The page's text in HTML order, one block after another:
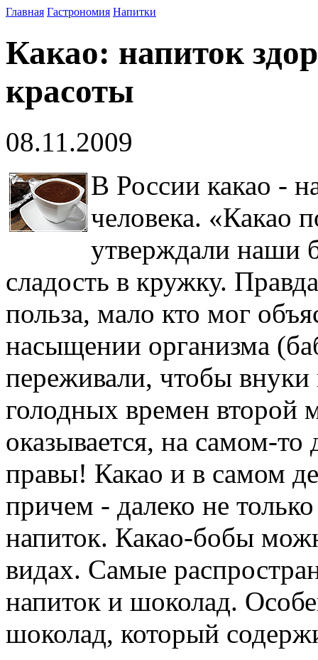
Главная Гастрономия Напитки
Какао: напиток
красоты
08.11.2009
В России какао -
человека. «Какао
утверждали наши
сладость в кружку.
польза, мало кто мог
насыщении организма
переживали, чтобы
голодных времен
оказывается, на самом-
правы! Какао и в самом
причем - далеко не
напиток. Какао-бобы
видах. Самые
напиток и шоколад.
шоколад, который